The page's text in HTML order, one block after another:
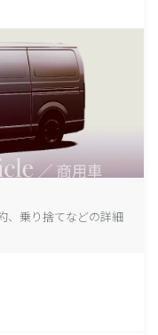
、乗り捨てなどの詳細